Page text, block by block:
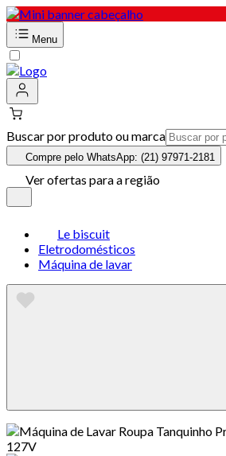
Menu
Buscar por produto ou marca
Compre pelo WhatsApp: (21) 97971-2181
Ver ofertas para a região
Le biscuit
Eletrodomésticos
Máquina de lavar